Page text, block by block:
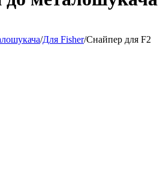
/Для Fisher/Снайпер для F2